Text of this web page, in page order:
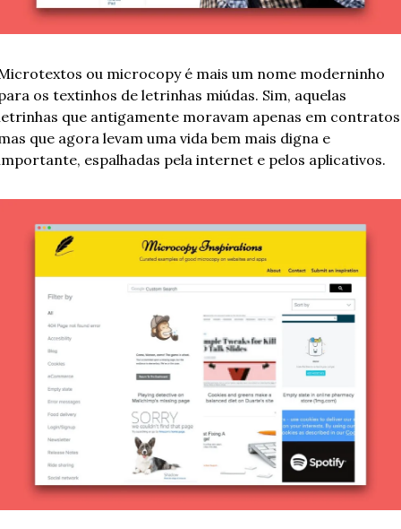
ou microcopy é mais um nome moderninho
os textinhos de letrinhas miúdas. Sim, aquelas
que antigamente moravam apenas em
que agora levam uma vida bem mais digna e
espalhadas pela internet e pelos aplicativos.